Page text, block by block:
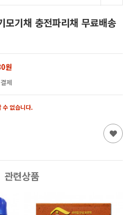
모기채 충전파리채 무료배송
원
제
수 없습니다.
관련상품